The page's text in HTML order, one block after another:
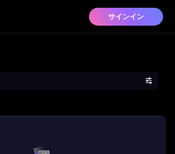
サインイン